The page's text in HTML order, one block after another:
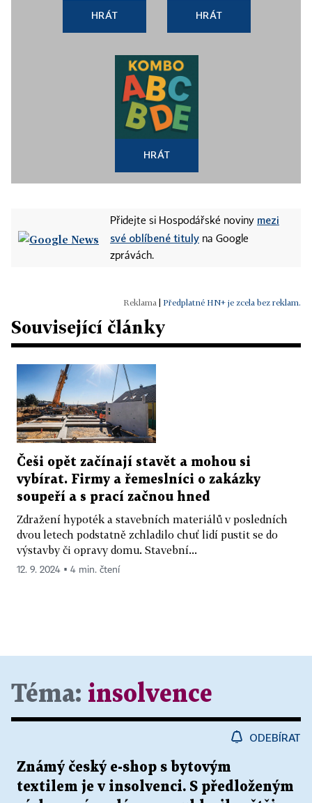
HRÁT HRÁT
HRÁT
Přidejte si Hospodářské noviny mezi
své oblíbené tituly na Google
zprávách.
Předplatné HN+ je zcela bez reklam.
Související články
Češi opět začínají stavět a mohou si
vybírat. Firmy a řemeslníci o zakázky
soupeří a s prací začnou hned
Zdražení hypoték a stavebních materiálů v posledních
dvou letech podstatně zchladilo chuť lidí pustit se do
výstavby či opravy domu. Stavební...
12. 9. 2024 ▪ 4 min. čtení
Téma: insolvence
ODEBÍRAT
Známý český e-shop s bytovým
textilem je v insolvenci. S předloženým